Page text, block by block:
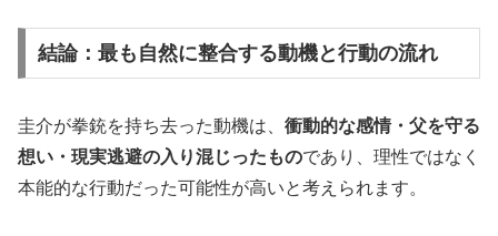
結論：最も自然に整合する動機と行動の流れ
圭介が拳銃を持ち去った動機は、 衝動的な感情・父を守る
想い・現実逃避の入り混じったものであり、理性ではなく
本能的な行動だった可能性が高いと考えられます。